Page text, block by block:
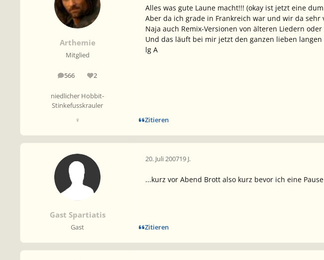
Arthemie
Mitglied
566
Beiträge 2
Reputation
niedlicher Hobbit-
Stinkefusskrauler
♀
Alles was gute Laune macht!!! (okay ist jetzt eine
Aber da ich grade in Frankreich war und wir da
Naja auch Remix-Versionen von älteren Liedern oder
Und das läuft bei mir jetzt den ganzen lieben
lg A
Zitieren
Gast Spartiatis
Gast
20. Juli 200719 J.
...kurz vor Abend Brott also kurz bevor ich eine
Zitieren